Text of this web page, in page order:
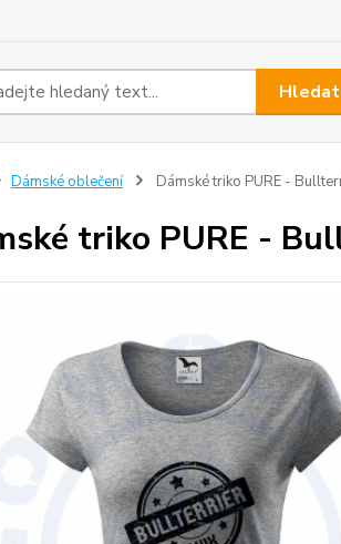
Hledat
Dámské oblečení Dámské triko PURE -
triko PURE -